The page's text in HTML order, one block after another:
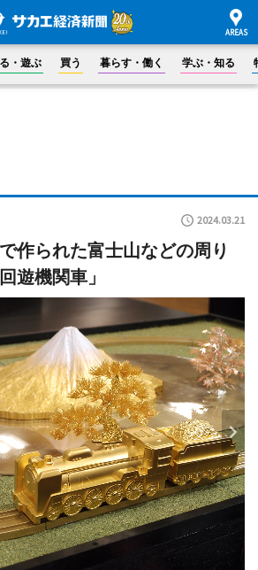
・遊ぶ 買う 暮らす・働く 学ぶ・知る
2024.03.21
作られた富士山などの周り
遊機関車」